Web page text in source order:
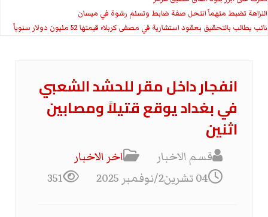
النزاهة تضبط متهماً انتحل صفة ضابط وتسلم رشوة في ميسان
نائب يطالب بالتحقيق بعقود استشارية في مصفى كربلاء قيمتها 52 مليون دولار سنوياً
انفجار داخل مقر للحشد الشعبي
في بغداد يوقع قتيلاً ومصابين
اثنين
قسم الاخبار
اخر الاخبار
04 تشرين2/نوفمبر 2025
351